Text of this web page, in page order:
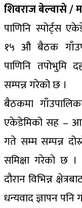
शिवराज बेल्वासे /
पाणिनि स्पोर्ट्स
१५ औ बैठक
पाणिनि तपोभुमि
सम्पन्न गरेको छ ।
बैठकमा
एकेडेमिको सह –
गते सम्म सम्पन्न
समिक्षा गरेको छ
दौरान विभिन्न
धन्यवाद ज्ञापन पनि